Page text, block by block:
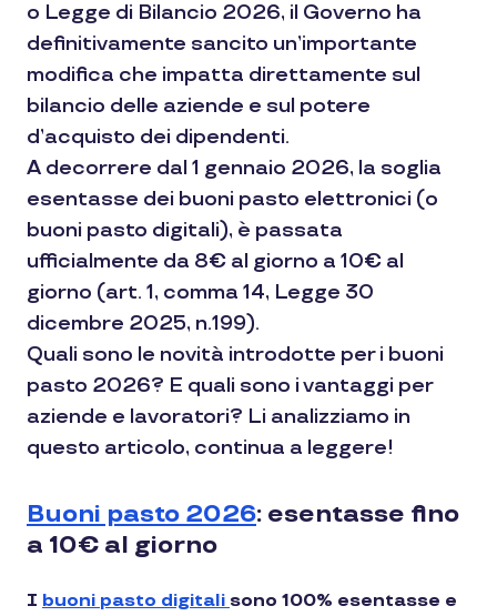
o Legge di Bilancio 2026, il Governo ha
definitivamente sancito un’importante
modifica che impatta direttamente sul
bilancio delle aziende e sul potere
d’acquisto dei dipendenti.
A decorrere dal 1 gennaio 2026, la soglia
esentasse dei buoni pasto elettronici (o
buoni pasto digitali), è passata
ufficialmente da 8€ al giorno a 10€ al
giorno (art. 1, comma 14, Legge 30
dicembre 2025, n.199).
Quali sono le novità introdotte per i buoni
pasto 2026? E quali sono i vantaggi per
aziende e lavoratori? Li analizziamo in
questo articolo, continua a leggere!
Buoni pasto 2026: esentasse fino
a 10€ al giorno
I buoni pasto digitali sono 100% esentasse e